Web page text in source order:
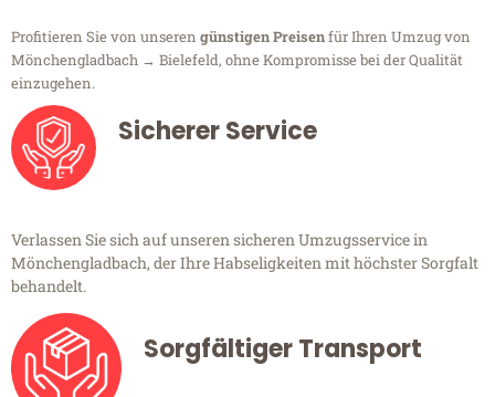
Profitieren Sie von unseren günstigen Preisenfür Ihren Umzug von
Mönchengladbach → Bielefeld, ohne Kompromisse bei der Qualität
einzugehen.
Sicherer Service
Verlassen Sie sich auf unseren sicheren Umzugsservice in
Mönchengladbach, der Ihre Habseligkeiten mit höchster Sorgfalt
behandelt.
Sorgfältiger Transport